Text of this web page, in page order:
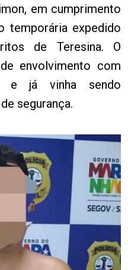
em cumprimento
temporária expedido
de Teresina. O
envolvimento com
e já vinha sendo
segurança.